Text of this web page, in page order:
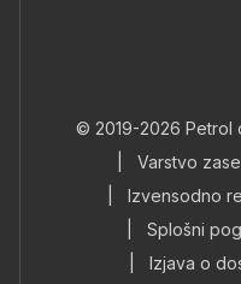
© 2019-2026 Petrol
Varstvo
Izvensodno
Splošni
Izjava o